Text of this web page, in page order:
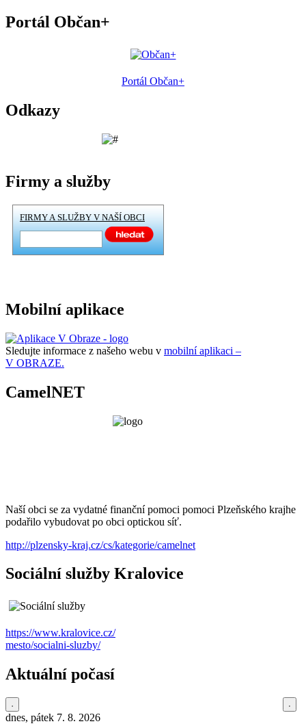
Portál Občan+
Portál Občan+
Odkazy
Firmy a služby
FIRMY A SLUŽBY V NAŠÍ OBCI
Mobilní aplikace
Sledujte informace z našeho webu v mobilní aplikaci –
V OBRAZE.
CamelNET
Naší obci se za vydatné finanční pomoci pomoci Plzeňského krajhe
podařilo vybudovat po obci optickou síť.
http://plzensky-kraj.cz/cs/kategorie/camelnet
Sociální služby Kralovice
https://www.kralovice.cz/
mesto/socialni-sluzby/
Aktuální počasí
dnes, pátek 7. 8. 2026